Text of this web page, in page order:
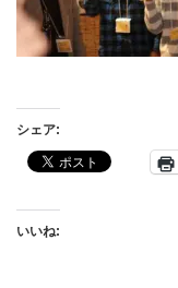
シェア:
いいね: